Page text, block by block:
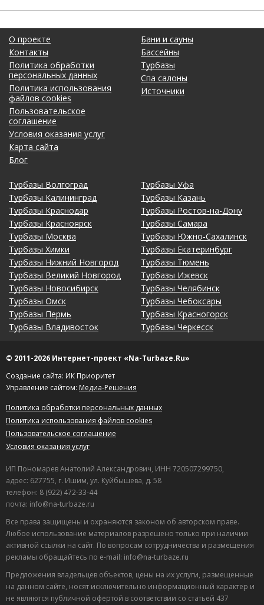
О проекте
Контакты
Политика обработки
персональных данных
Политика использования
файлов cookies
Пользовательское
соглашение
Условия оказания услуг
Карта сайта
Блог
Бани и сауны
Бассейны
Турбазы
Спа салоны
Источники
Турбазы Волгоград
Турбазы Калининград
Турбазы Краснодар
Турбазы Красноярск
Турбазы Москва
Турбазы Химки
Турбазы Нижний Новгород
Турбазы Великий Новгород
Турбазы Новосибирск
Турбазы Омск
Турбазы Пермь
Турбазы Владивосток
Турбазы Уфа
Турбазы Казань
Турбазы Ростов-на-Дону
Турбазы Самара
Турбазы Южно-Сахалинск
Турбазы Екатеринбург
Турбазы Тюмень
Турбазы Ижевск
Турбазы Челябинск
Турбазы Чебоксары
Турбазы Красногорск
Турбазы Черкесск
© 2011-2026 Интернет-проект «Na-Turbaze.Ru»
Создание сайта: ИК Приоритет
Управление сайтом: Медиа-Решения
Политика обработки персональных данных
Политика использования файлов cookies
Пользовательское соглашение
Условия оказания услуг
ИП Пономарев Анатолий Александрович, ИНН 720507299750,
адрес: 627755, г. Ишим, ул. Куйбышева, д. 58
телефон: 8 (922) 472-33-44
почта: info@na-turbaze.ru
Все права защищены и охраняются законом об авторском праве.
Любое использование материалов разрешено только при наличии
активной ссылки на сайт. По вопросам сотрудничества и размещения
рекламы обращайтесь по e-mail: info@na-turbaze.ru
Предложения владельцев объектов, цены на их услуги, размещенные
на данном сайте, носят исключительно информационный характер и
не являются публичной офертой в соответствии со статьей 437